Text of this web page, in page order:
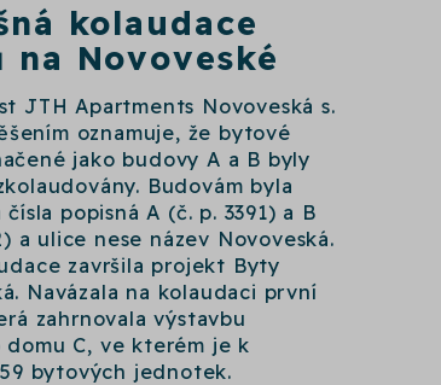
kolaudace
na Novoveské
JTH Apartments Novoveská s.
oznamuje, že bytové
jako budovy A a B byly
Budovám byla
popisná A (č. p. 3391) a B
a ulice nese název Novoveská.
završila projekt Byty
Navázala na kolaudaci první
zahrnovala výstavbu
C, ve kterém je k
bytových jednotek.